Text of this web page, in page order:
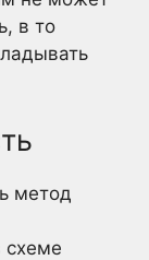
в то
метод
схеме